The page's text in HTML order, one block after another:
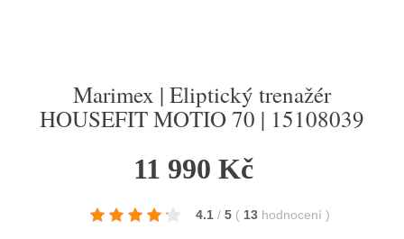
Marimex | Eliptický trenažér
HOUSEFIT MOTIO 70 | 15108039
11 990 Kč
4.1 / 5 ( 13 hodnocení )